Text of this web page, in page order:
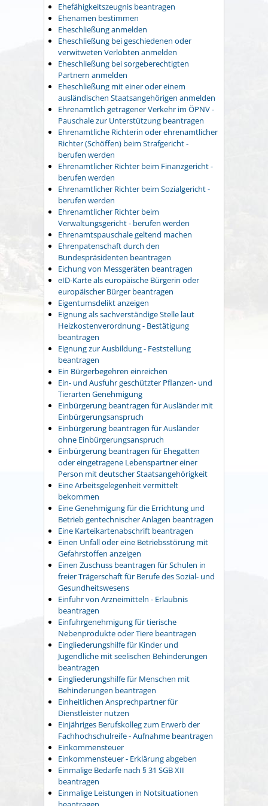
Ehefähigkeitszeugnis beantragen
Ehenamen bestimmen
Eheschließung anmelden
Eheschließung bei geschiedenen oder
verwitweten Verlobten anmelden
Eheschließung bei sorgeberechtigten
Partnern anmelden
Eheschließung mit einer oder einem
ausländischen Staatsangehörigen anmelden
Ehrenamtlich getragener Verkehr im ÖPNV -
Pauschale zur Unterstützung beantragen
Ehrenamtliche Richterin oder ehrenamtlicher
Richter (Schöffen) beim Strafgericht -
berufen werden
Ehrenamtlicher Richter beim Finanzgericht -
berufen werden
Ehrenamtlicher Richter beim Sozialgericht -
berufen werden
Ehrenamtlicher Richter beim
Verwaltungsgericht - berufen werden
Ehrenamtspauschale geltend machen
Ehrenpatenschaft durch den
Bundespräsidenten beantragen
Eichung von Messgeräten beantragen
eID-Karte als europäische Bürgerin oder
europäischer Bürger beantragen
Eigentumsdelikt anzeigen
Eignung als sachverständige Stelle laut
Heizkostenverordnung - Bestätigung
beantragen
Eignung zur Ausbildung - Feststellung
beantragen
Ein Bürgerbegehren einreichen
Ein- und Ausfuhr geschützter Pflanzen- und
Tierarten Genehmigung
Einbürgerung beantragen für Ausländer mit
Einbürgerungsanspruch
Einbürgerung beantragen für Ausländer
ohne Einbürgerungsanspruch
Einbürgerung beantragen für Ehegatten
oder eingetragene Lebenspartner einer
Person mit deutscher Staatsangehörigkeit
Eine Arbeitsgelegenheit vermittelt
bekommen
Eine Genehmigung für die Errichtung und
Betrieb gentechnischer Anlagen beantragen
Eine Karteikartenabschrift beantragen
Einen Unfall oder eine Betriebsstörung mit
Gefahrstoffen anzeigen
Einen Zuschuss beantragen für Schulen in
freier Trägerschaft für Berufe des Sozial- und
Gesundheitswesens
Einfuhr von Arzneimitteln - Erlaubnis
beantragen
Einfuhrgenehmigung für tierische
Nebenprodukte oder Tiere beantragen
Eingliederungshilfe für Kinder und
Jugendliche mit seelischen Behinderungen
beantragen
Eingliederungshilfe für Menschen mit
Behinderungen beantragen
Einheitlichen Ansprechpartner für
Dienstleister nutzen
Einjähriges Berufskolleg zum Erwerb der
Fachhochschulreife - Aufnahme beantragen
Einkommensteuer
Einkommensteuer - Erklärung abgeben
Einmalige Bedarfe nach § 31 SGB XII
beantragen
Einmalige Leistungen in Notsituationen